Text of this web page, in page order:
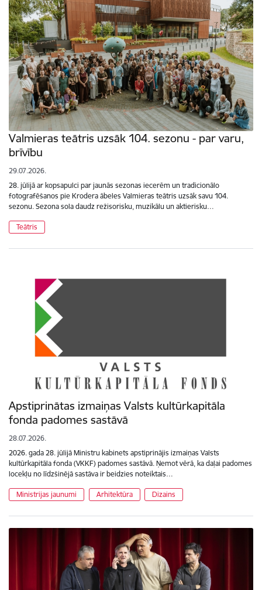
Valmieras teātris uzsāk 104. sezonu - par varu,
brīvību
29.07.2026.
28. jūlijā ar kopsapulci par jaunās sezonas iecerēm un tradicionālo
fotografēšanos pie Krodera ābeles Valmieras teātris uzsāk savu 104.
sezonu. Sezona sola daudz režisorisku, muzikālu un aktierisku…
Teātris
Apstiprinātas izmaiņas Valsts kultūrkapitāla
fonda padomes sastāvā
28.07.2026.
2026. gada 28. jūlijā Ministru kabinets apstiprinājis izmaiņas Valsts
kultūrkapitāla fonda (VKKF) padomes sastāvā. Ņemot vērā, ka daļai padomes
locekļu no līdzšinējā sastāva ir beidzies noteiktais…
Ministrijas jaunumi Arhitektūra Dizains